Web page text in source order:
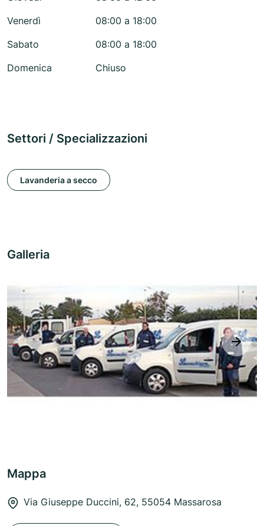
Venerdì
08:00 a 18:00
Sabato
08:00 a 18:00
Domenica
Chiuso
Settori / Specializzazioni
Lavanderia a secco
Galleria
next
Mappa
Via Giuseppe Duccini, 62, 55054 Massarosa